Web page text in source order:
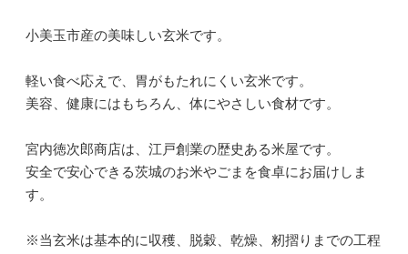
小美玉市産の美味しい玄米です。
軽い食べ応えで、胃がもたれにくい玄米です。
美容、健康にはもちろん、体にやさしい食材です。
宮内徳次郎商店は、江戸創業の歴史ある米屋です。
安全で安心できる茨城のお米やごまを食卓にお届けしま
す。
※当玄米は基本的に収穫、脱穀、乾燥、籾摺りまでの工程